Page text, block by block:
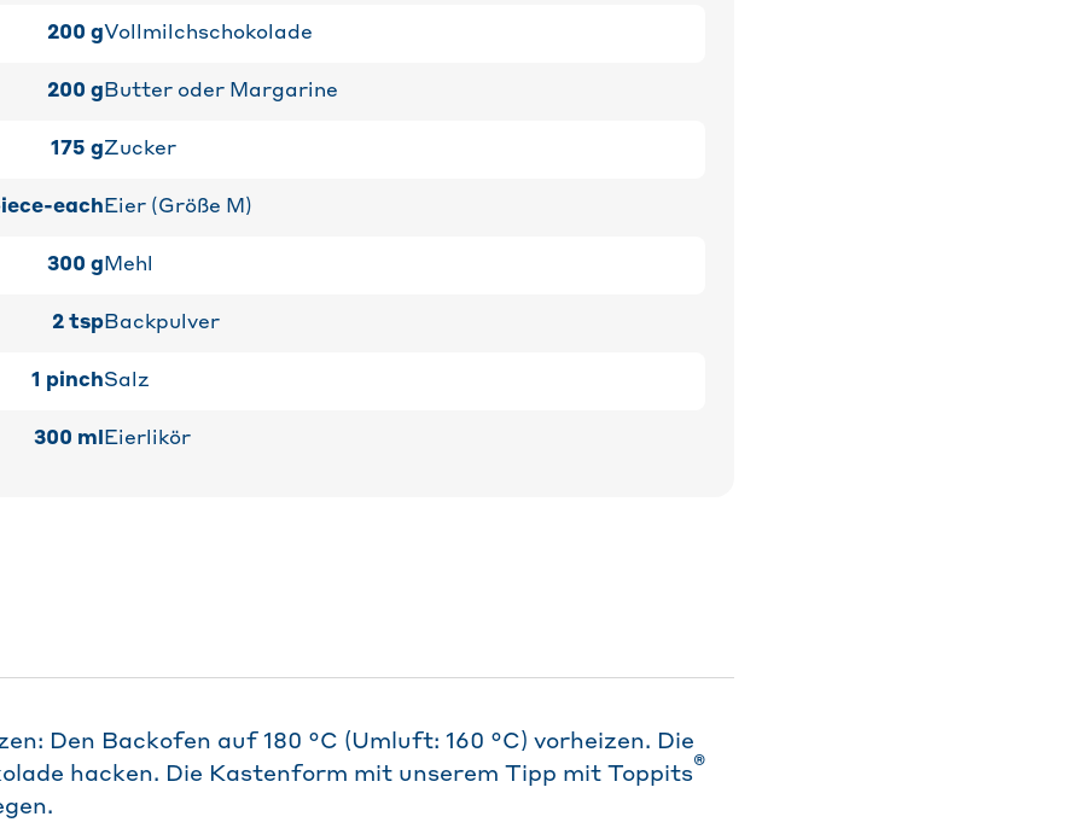
200 gVollmilchschokolade
200 g Butter oder Margarine
175 gZucker
each Eier (Größe M)
300 g Mehl
2 tspBackpulver
1 pinchSalz
300 ml Eierlikör
Den Backofen auf 180 °C (Umluft: 160 °C) vorheizen. Die
hacken. Die Kastenform mit unserem Tipp mit Toppits®